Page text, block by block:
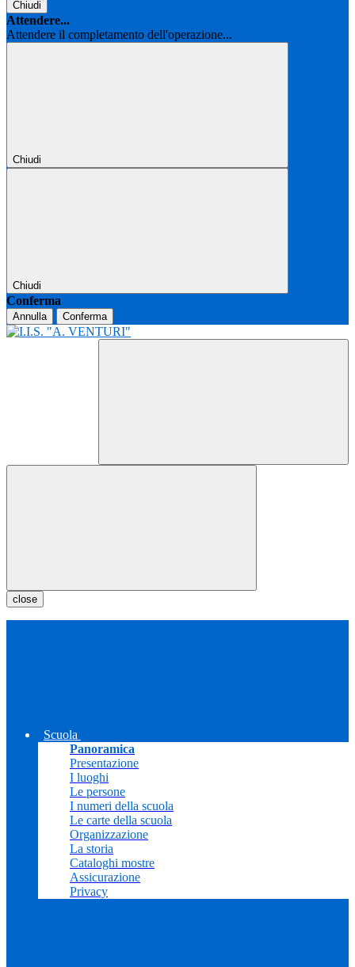
Chiudi
Attendere...
Attendere il completamento dell'operazione...
Chiudi
Chiudi
Conferma
Annulla Conferma
close
Scuola
Panoramica
Presentazione
I luoghi
Le persone
I numeri della scuola
Le carte della scuola
Organizzazione
La storia
Cataloghi mostre
Assicurazione
Privacy